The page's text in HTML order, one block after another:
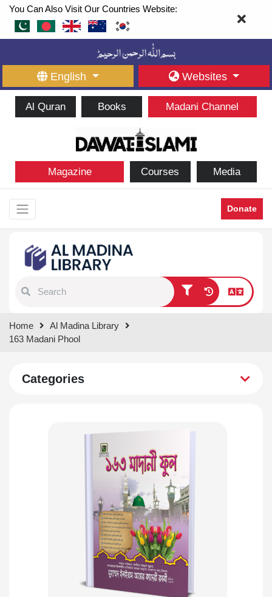
You Can Also Visit Our Countries Website:
English Websites
Al Quran Books Madani Channel
Magazine Courses Media
Donate
results.
Home
Al Madina Library
163 Madani Phool
Categories